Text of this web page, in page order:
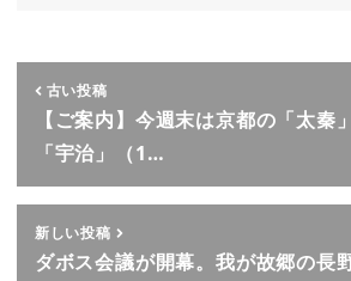
古い投稿
【ご案内】今週末は京都の「太秦
「宇治」（1…
新しい投稿
ダボス会議が開幕。我が故郷の長